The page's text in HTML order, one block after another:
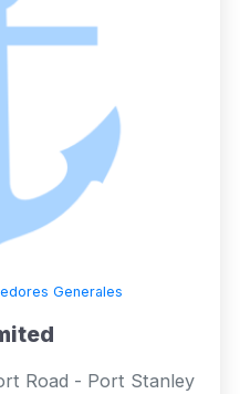
Generales
Road - Port Stanley